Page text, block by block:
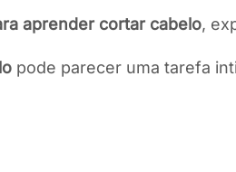
aprender cortar cabelo,
pode parecer uma tarefa